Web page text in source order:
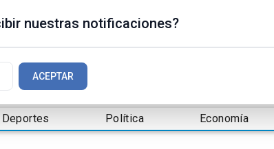
Deportes Política Economía
nuestras notificaciones?
ACEPTAR